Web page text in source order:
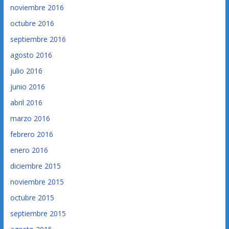
noviembre 2016
octubre 2016
septiembre 2016
agosto 2016
julio 2016
junio 2016
abril 2016
marzo 2016
febrero 2016
enero 2016
diciembre 2015
noviembre 2015
octubre 2015
septiembre 2015